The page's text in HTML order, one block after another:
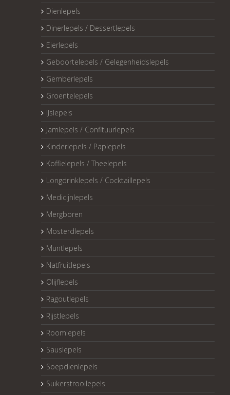
Dienlepels
Dinerlepels / Dessertlepels
Eierlepels
Geboortelepels / Gelegenheidslepels
Gemberlepels
Groentelepels
IJslepels
Jamlepels / Confituurlepels
Kinderlepels / Paplepels
Koffielepels / Theelepels
Longdrinklepels / Cocktaillepels
Medicijnlepels
Mergboren
Mosterdlepels
Muntlepels
Natfruitlepels
Olijflepels
Ragoutlepels
Rijstlepels
Roomlepels
Sauslepels
Soepdienlepels
Suikerstrooilepels